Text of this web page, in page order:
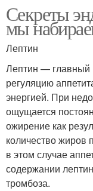
Секреты
мы
Лептин
Лептин — главный
регуляцию
энергией. При
ощущается
ожирение как
количество
в этом случае
содержании
тромбоза.